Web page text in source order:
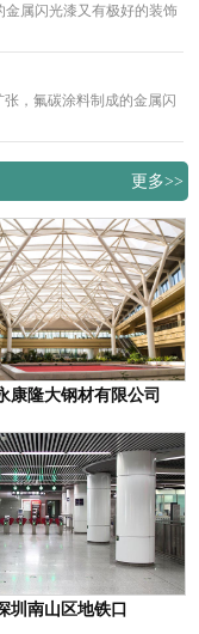
金属闪光漆又有极好的装饰
，氟碳涂料制成的金属闪
更多>>
康隆大钢材有限公司
圳南山区地铁口